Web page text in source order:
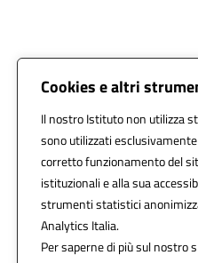
Cookies e altri
Il nostro Istituto non utilizza
sono utilizzati
corretto funzionamento del
istituzionali e alla sua
strumenti statistici
Analytics Italia.
Per saperne di più sul nostro